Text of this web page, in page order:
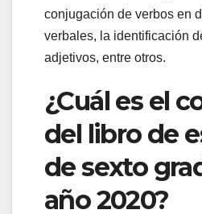
conjugación de verbos en
verbales, la identificación
adjetivos, entre otros.
¿Cuál es el
del libro de
de sexto
año 2020?